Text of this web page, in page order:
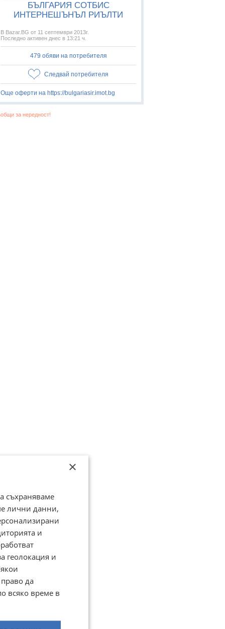
БЪЛГАРИЯ СОТБИС
ИНТЕРНЕШЪНЪЛ РИЪЛТИ
В Bazar.BG от 11 септември 2013г.
Последно активен днес в 13:21 ч.
479 обяви на потребителя
Следвай потребителя
Още оферти на https://bulgariasir.imot.bg
за нередност!
×
съхраняваме
лични данни,
и
геолокация и
да
всяко време в